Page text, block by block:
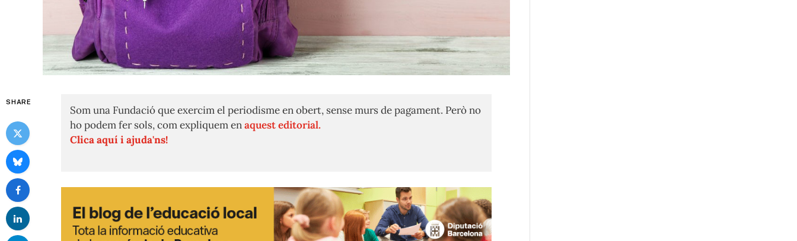
SHARE
Som una Fundació que exercim el periodisme en obert, sense murs de pagament. Però no
ho podem fer sols, com expliquem enaquest editorial.
Clica aquí i ajuda'ns!